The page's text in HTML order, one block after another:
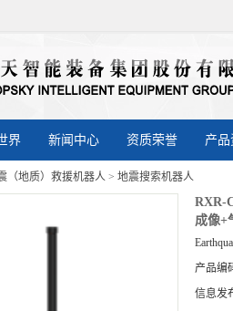
界 新闻中心 资质荣誉 产
（地质）救援机器人 > 地震搜索机器人
RXR-
成像+
产品编
信息发